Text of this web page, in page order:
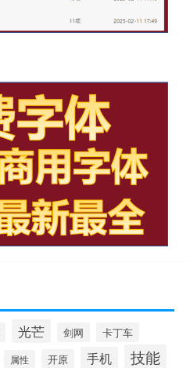
光芒 剑网
卡丁车
属性 开原 手机
技能